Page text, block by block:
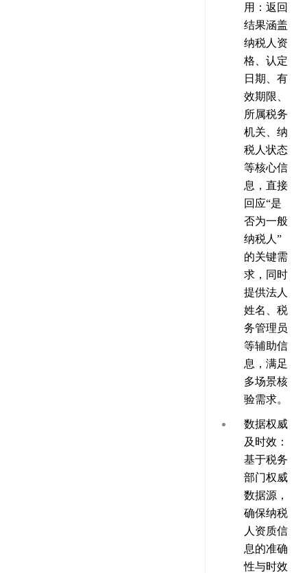
用 ：返回
结果涵盖
纳税人资
格、认定
日期、有
效期限、
所属税务
机关、纳
税人状态
等核心信
息，直接
回应“是
否为一般
纳税人”
的关键需
求，同时
提供法人
姓名、税
务管理员
等辅助信
息，满足
多场景核
验需求。
数据权威
及时效 ：
基于税务
部门权威
数据源，
确保纳税
人资质信
息的准确
性与时效